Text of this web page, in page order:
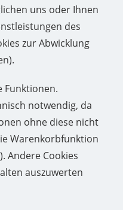
uns oder Ihnen
des
zur Abwicklung
Funktionen.
notwendig, da
ohne diese nicht
Warenkorbfunktion
Andere Cookies
auszuwerten